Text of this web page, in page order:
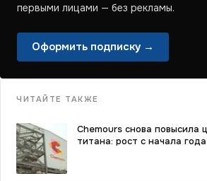
первыми лицами — без рекламы.
Оформить подписку →
ЧИТАЙТЕ ТАКЖЕ
Chemours снова повысила
титана: рост с начала